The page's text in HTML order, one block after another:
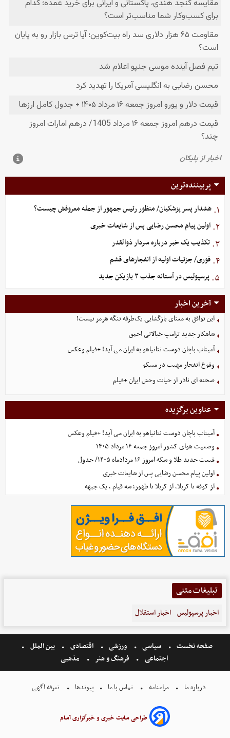
پربیننده‌ترین
۱. هشدار پسر پزشکیان/ منظور رئیس جمهور از جمله معروفش چیست؟
۲. اولین پیام محسن رضایی پس از شایعات خبری
۳. تکذیب یک خبر درباره سردار ذوالقدر
۴. فوری/ جزئیات اولیه از انفجارهای قشم
۵. پرسپولیس در آستانه جذب ۳ بازیکن جدید
آخرین اخبار
این توافق به معنای بازگشایی یک‌طرفه تنگه هرمز نیست!
شاهکار جدید ترامپ خیالاتی احمق
آمیتاب باچان دوست نتانیاهو به ایران می آید! +فیلم وعکس
وقوع انفجار مهیب در مسکو
صحنه ای نادر از حیات وحش ایران +فیلم
عناوین برگزیده
آمیتاب باچان دوست نتانیاهو به ایران می آید! +فیلم وعکس
وضعیت هوای کشور امروز جمعه ۱۶ مرداد ۱۴۰۵
قیمت جدید طلا و سکه امروز ۱۶ مردادماه ۱۴۰۵/ جدول
اولین پیام محسن رضایی پس از شایعات خبری
از کوفه تا کربلا، از کربلا تا ظهور؛ سه قیام ، یک جبهه
تبلیغات متنی
اخبار پرسپولیس اخبار استقلال
صفحه نخست سیاسی ورزشی اقتصادی
بین الملل
اجتماعی
فرهنگ و هنر مذهبی
درباره ما مرامنامه تماس با ما پیوندها تعرفه اگهی
طراحی سایت خبری و خبرگزاری آسام